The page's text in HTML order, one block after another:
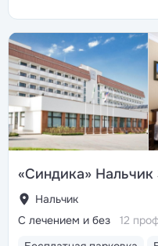
«Синдика» Нальчик
Нальчик
С лечением и без 12